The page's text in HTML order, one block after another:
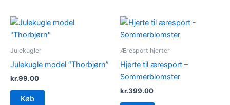
Julekugler
Julekugle model “Thorbjørn”
kr.99.00
Køb
Æresport hjerter
Hjerte til æresport –
Sommerblomster
kr.399.00